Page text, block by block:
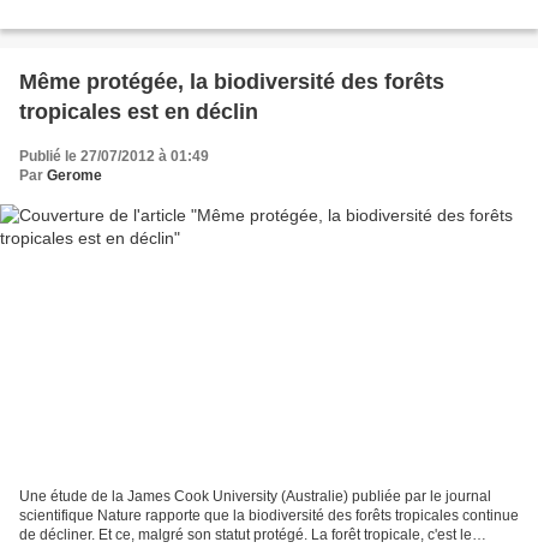
Même protégée, la biodiversité des forêts
tropicales est en déclin
Publié le 27/07/2012 à 01:49
Par Gerome
Une étude de la James Cook University (Australie) publiée par le journal
scientifique Nature rapporte que la biodiversité des forêts tropicales continue
de décliner. Et ce, malgré son statut protégé. La forêt tropicale, c'est le